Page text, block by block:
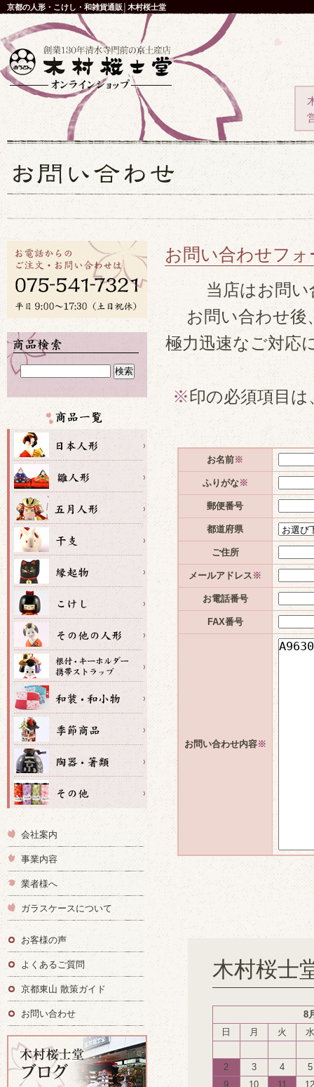
京都の人形・こけし・和雑貨通販│木村桜士堂
お問い合わせフォ
当店はお問
お問い合わせ後
極力迅速なご対応
※印の必須項目
お名前※
ふりがな※
郵便番号
都道府県
ご住所
メールアドレス ※
お電話番号
FAX番号
お問い合わせ内容※
木村桜士
8
日
月 火 水
2 3 4
5
9
10 11
12
会社案内
事業内容
業者様へ
ガラスケースについて
お客様の声
よくあるご質問
京都東山 散策ガイド
お問い合わせ